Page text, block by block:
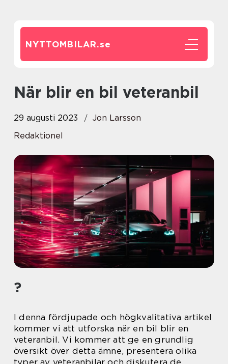
NYTTOMBILAR.se
När blir en bil veteranbil
29 augusti 2023
Jon Larsson
Redaktionel
?
I denna fördjupade och högkvalitativa artikel
kommer vi att utforska när en bil blir en
veteranbil. Vi kommer att ge en grundlig
översikt över detta ämne, presentera olika
typer av veteranbilar och diskutera de